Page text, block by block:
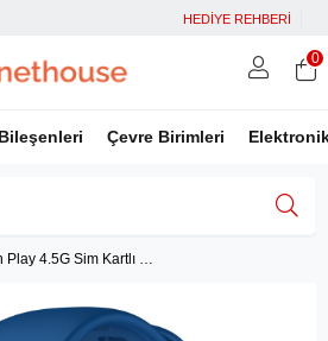
HEDİYE REHBERİ
Çevre Birimleri
Ol
Google İle Bağlan
0
Buff Kids Watch Play 4.5G Sim Kartlı GPS Konum Takibi Görüntülü Görüşme IP68 Akıllı Çocuk Saati - Mavi